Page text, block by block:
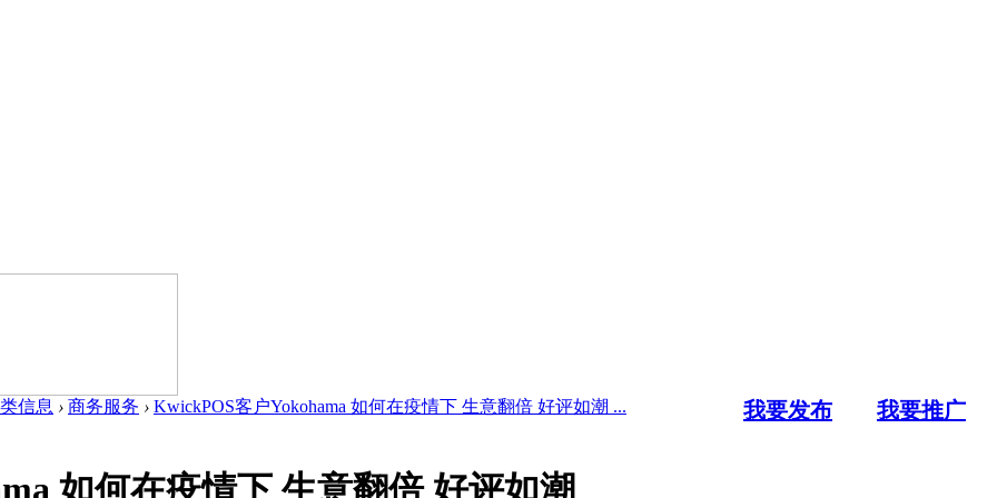
我要发布 我要推广
信息 › 商务服务 › KwickPOS客户Yokohama 如何在疫情下 生意翻倍 好评如潮 ...
如何在疫情下 生意翻倍 好评如潮